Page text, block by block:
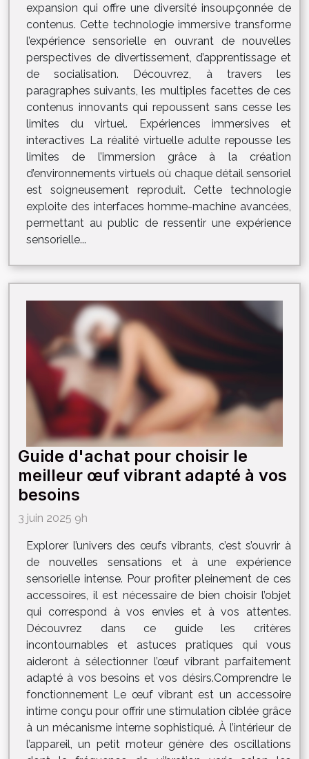
expansion qui offre une diversité insoupçonnée de
contenus. Cette technologie immersive transforme
l’expérience sensorielle en ouvrant de nouvelles
perspectives de divertissement, d’apprentissage et
de socialisation. Découvrez, à travers les
paragraphes suivants, les multiples facettes de ces
contenus innovants qui repoussent sans cesse les
limites du virtuel. Expériences immersives et
interactives La réalité virtuelle adulte repousse les
limites de l’immersion grâce à la création
d’environnements virtuels où chaque détail sensoriel
est soigneusement reproduit. Cette technologie
exploite des interfaces homme-machine avancées,
permettant au public de ressentir une expérience
sensorielle...
Guide d'achat pour choisir le
meilleur œuf vibrant adapté à vos
besoins
3 juin 2025 9h
Explorer l’univers des œufs vibrants, c’est s’ouvrir à
de nouvelles sensations et à une expérience
sensorielle intense. Pour profiter pleinement de ces
accessoires, il est nécessaire de bien choisir l’objet
qui correspond à vos envies et à vos attentes.
Découvrez dans ce guide les critères
incontournables et astuces pratiques qui vous
aideront à sélectionner l’œuf vibrant parfaitement
adapté à vos besoins et vos désirs.Comprendre le
fonctionnement Le œuf vibrant est un accessoire
intime conçu pour offrir une stimulation ciblée grâce
à un mécanisme interne sophistiqué. À l’intérieur de
l’appareil, un petit moteur génère des oscillations